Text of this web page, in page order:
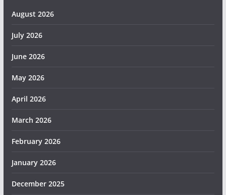
August 2026
July 2026
June 2026
May 2026
April 2026
March 2026
February 2026
January 2026
December 2025